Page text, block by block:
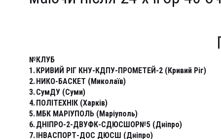
№ КЛУБ
1. КРИВИЙ РІГ КНУ-КДПУ-ПРОМЕТЕЙ-2 (Кривий Ріг)
2. HИКО-БАСКЕТ (Миколаїв)
3.СумДУ (Суми)
4. ПОЛІТЕХНІК (Харків)
5. МБК МАРІУПОЛЬ (Маріуполь)
6.ДНІПРО-2-ДВУФК-СДЮСШОР№5 (Дніпро)
7. ІНВАСПОРТ-ДОС ДЮСШ (Дніпро)